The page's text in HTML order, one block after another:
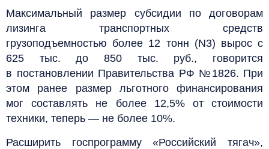
Максимальный размер субсидии по договорам
лизинга транспортных средств
грузоподъемностью более 12 тонн (N3) вырос с
625 тыс. до 850 тыс. руб., говорится
в постановлении Правительства РФ №1826. При
этом ранее размер льготного финансирования
мог составлять не более 12,5% от стоимости
техники, теперь — не более 10%.
Расширить госпрограмму «Российский тягач»,